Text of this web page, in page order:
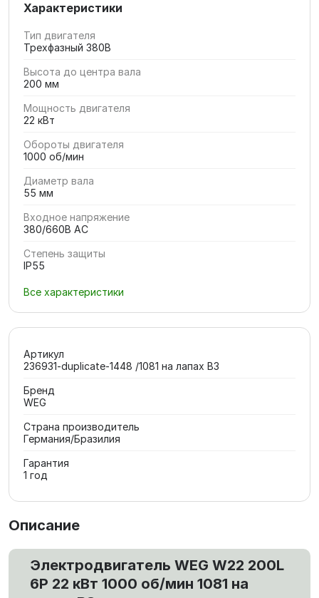
Характеристики
Тип двигателя
Трехфазный 380В
Высота до центра вала
200 мм
Мощность двигателя
22 кВт
Обороты двигателя
1000 об/мин
Диаметр вала
55 мм
Входное напряжение
380/660В AC
Степень защиты
IP55
Все характеристики
Артикул
236931-duplicate-1448 /1081 на лапах В3
Бренд
WEG
Страна производитель
Германия/Бразилия
Гарантия
1 год
Описание
Электродвигатель WEG W22 200L
6P 22 кВт 1000 об/мин 1081 на